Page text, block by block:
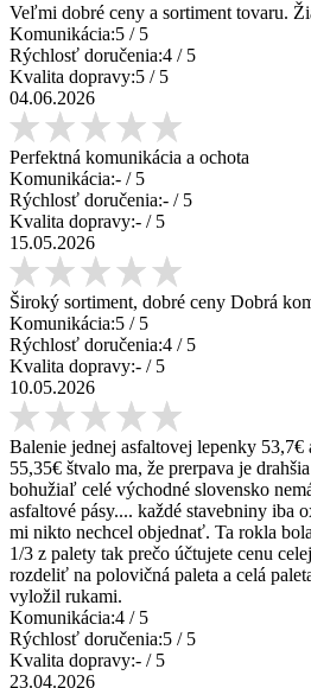
Veľmi dobré ceny a sortiment tovaru.
Komunikácia:5 / 5
Rýchlosť doručenia:4 / 5
Kvalita dopravy:5 / 5
04.06.2026
Perfektná komunikácia a ochota
Komunikácia:- / 5
Rýchlosť doručenia:- / 5
Kvalita dopravy:- / 5
15.05.2026
Široký sortiment, dobré ceny Dobrá
Komunikácia:5 / 5
Rýchlosť doručenia:4 / 5
Kvalita dopravy:- / 5
10.05.2026
Balenie jednej asfaltovej lepenky 53,7€
55,35€ štvalo ma, že prerpava je
bohužiaľ celé východné slovensko
asfaltové pásy.... každé stavebniny iba
mi nikto nechcel objednať. Ta rokla
1/3 z palety tak prečo účtujete cenu
rozdeliť na polovičná paleta a celá
vyložil rukami.
Komunikácia:4 / 5
Rýchlosť doručenia:5 / 5
Kvalita dopravy:- / 5
23.04.2026